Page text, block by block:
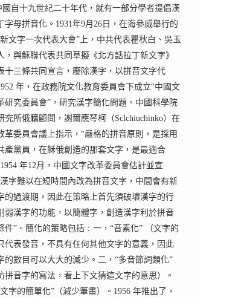
國自十九世紀二十年代，就有一部分學者提倡漢
字母拼音化。 1931年9月 26 日，在海參威舉行的
文字一次代表大會”上，中共代表瞿秋白、吳玉
，與穌聯代表共同草擬《北方話拉丁新文字》
十三條共同宣言，廢除漢字，以拼音文字代
年，在政務院文化教育委員會下成立“中國文
研究委員會” ，研究漢字簡化問題。中國科學院
究所俄籍顧問，謝爾應琴柯（Sclchiuchinko）在
革委員會議上指示， “嚴格的拼音原則，是採用
產黨員，在穌俄創造的那套文字，是最適合
1954 年12月，中國文字改革委員會估計並宣
漢字難以在短時間內改為拼音文字，中間會有新
的過渡期，因此在策略上首先須破壞漢字的行
弱漢字的功能，以簡體字，創造漢字利於拼音
件” 。簡化的策略包括 ： 一， “音素化”
（文字的
代表發音，不具有任何其他文字的意義，因此
的數目可以大大的減少。二， “多音節詞類化”
拼音字的寫法，看上下文猜這文字的意思）。
字的簡單化”（減少筆畫）。 1956 年推出了，